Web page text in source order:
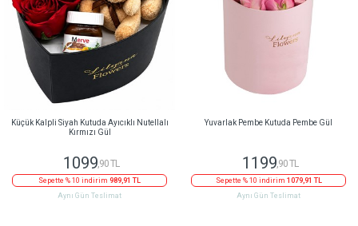
Küçük Kalpli Siyah Kutuda Ayıcıklı Nutellalı
Kırmızı Gül
1099,90 TL
Sepette % 10 indirim 989,91 TL
Aynı Gün Teslimat
Yuvarlak Pembe Kutuda Pembe Gül
1199,90 TL
Sepette % 10 indirim 1079,91 TL
Aynı Gün Teslimat